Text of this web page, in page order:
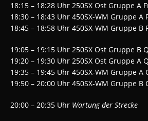
18:15 – 18:28 Uhr 250SX Ost Gruppe A
18:30 – 18:43 Uhr 450SX-WM Gruppe A
18:45 – 18:58 Uhr 450SX-WM Gruppe B
19:05 – 19:15 Uhr 250SX Ost Gruppe B
19:20 – 19:30 Uhr 250SX Ost Gruppe A
19:35 – 19:45 Uhr 450SX-WM Gruppe A
19:50 – 20:00 Uhr 450SX-WM Gruppe B
20:00 – 20:35 Uhr Wartung der Strecke